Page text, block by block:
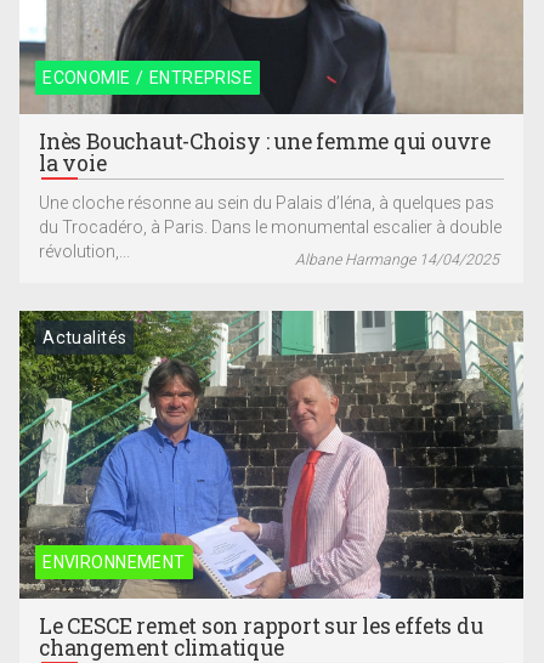
ECONOMIE / ENTREPRISE
Inès Bouchaut-Choisy : une femme qui ouvre
la voie
Une cloche résonne au sein du Palais d’Iéna, à quelques pas
du Trocadéro, à Paris. Dans le monumental escalier à double
révolution,...
Albane Harmange 14/04/2025
ENVIRONNEMENT
Actualités
Le CESCE remet son rapport sur les effets du
changement climatique